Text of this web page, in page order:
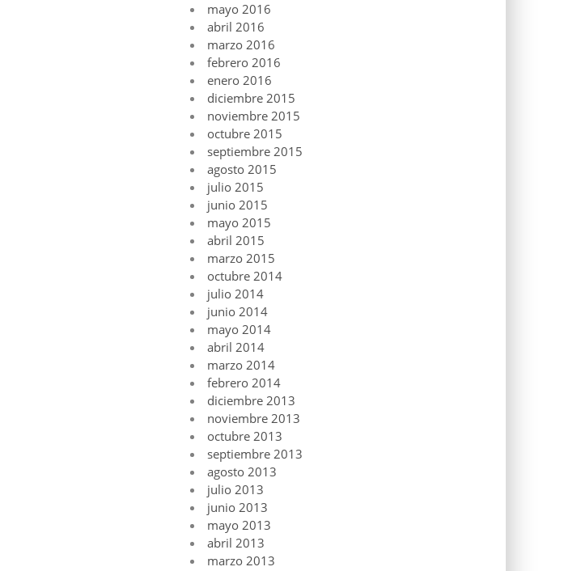
mayo 2016
abril 2016
marzo 2016
febrero 2016
enero 2016
diciembre 2015
noviembre 2015
octubre 2015
septiembre 2015
agosto 2015
julio 2015
junio 2015
mayo 2015
abril 2015
marzo 2015
octubre 2014
julio 2014
junio 2014
mayo 2014
abril 2014
marzo 2014
febrero 2014
diciembre 2013
noviembre 2013
octubre 2013
septiembre 2013
agosto 2013
julio 2013
junio 2013
mayo 2013
abril 2013
marzo 2013